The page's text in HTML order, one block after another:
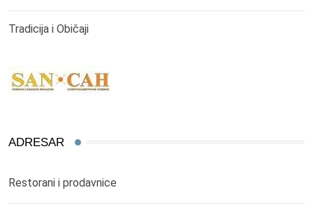
Tradicija i Običaji
ADRESAR
Restorani i prodavnice